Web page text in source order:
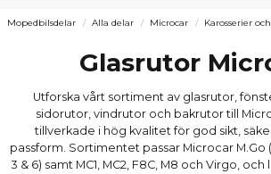
Mopedbilsdelar Alla delar Microcar Karosserier
Glasrutor
Utforska vårt sortiment av glasrutor,
sidorutor, vindrutor och bakrutor till
tillverkade i hög kvalitet för god sikt,
passform. Sortimentet passar Microcar M.Go
3 & 6) samt MC1, MC2, F8C, M8 och Virgo,